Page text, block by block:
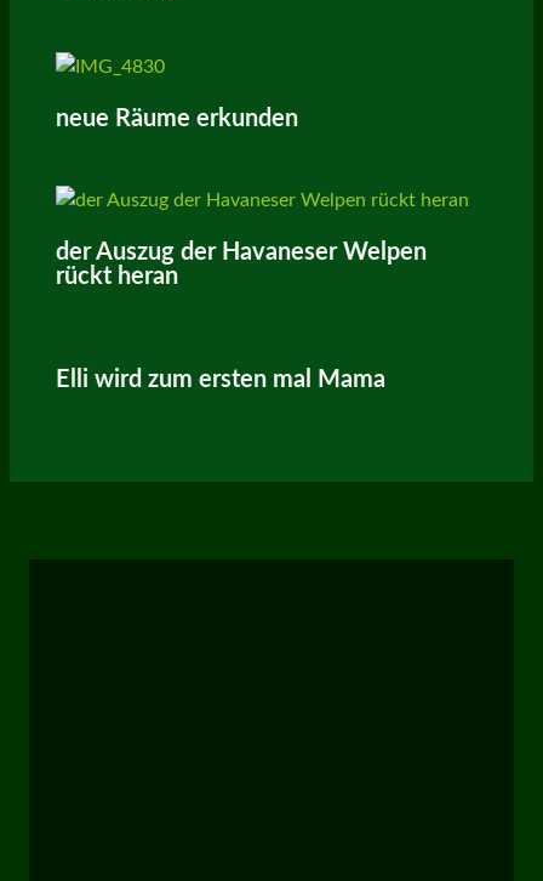
neue Räume erkunden
der Auszug der Havaneser Welpen
rückt heran
Elli wird zum ersten mal Mama